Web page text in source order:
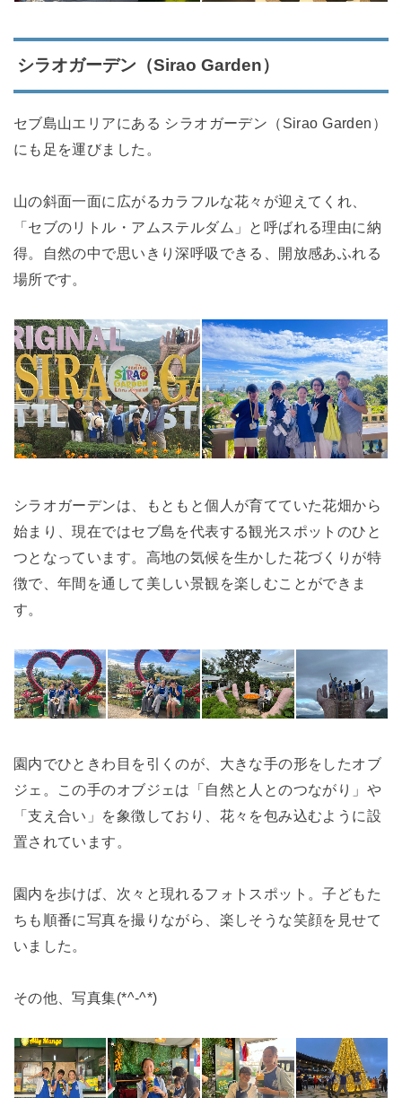
シラオガーデン（Sirao Garden）
セブ島山エリアにある シラオガーデン（Sirao Garden）
にも足を運びました。
山の斜面一面に広がるカラフルな花々が迎えてくれ、
「セブのリトル・アムステルダム」と呼ばれる理由に納
得。自然の中で思いきり深呼吸できる、開放感あふれる
場所です。
シラオガーデンは、もともと個人が育てていた花畑から
始まり、現在ではセブ島を代表する観光スポットのひと
つとなっています。高地の気候を生かした花づくりが特
徴で、年間を通して美しい景観を楽しむことができま
す。
園内でひときわ目を引くのが、大きな手の形をしたオブ
ジェ。この手のオブジェは「自然と人とのつながり」や
「支え合い」を象徴しており、花々を包み込むように設
置されています。
園内を歩けば、次々と現れるフォトスポット。子どもた
ちも順番に写真を撮りながら、楽しそうな笑顔を見せて
いました。
その他、写真集(*^-^*)